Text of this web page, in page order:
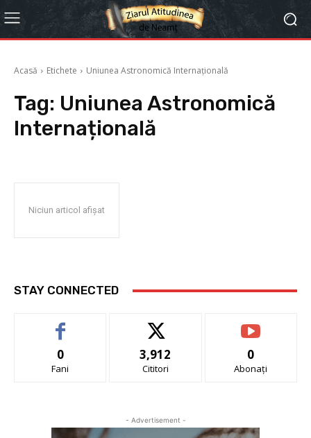
Acasă Etichete Uniunea Astronomică Internațională
Tag: Uniunea Astronomică
Internațională
Niciun articol afișat
STAY CONNECTED
0
Fani
3,912
Cititori
0
Abonați
- Advertisement -